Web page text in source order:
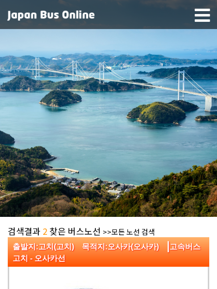
검색결과 2 찾은 버스노선 >>모든 노선 검색
출발지:고치(고치) 목적지:오사카(오사카) |고속버스
고치 - 오사카선